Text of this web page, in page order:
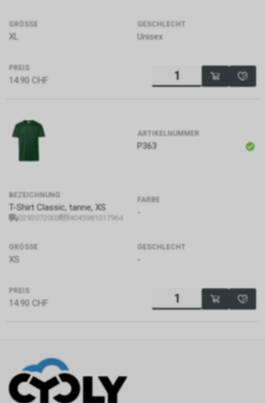
GRÖSSE
XL
GESCHLECHT
Unisex
PREIS
14.90 CHF
ARTIKELNUMMER
P363
BEZEICHNUNG
T-Shirt Classic, tanne, XS
0292072003 4045981017964
FARBE
-
GRÖSSE
XS
GESCHLECHT
-
PREIS
14.90 CHF